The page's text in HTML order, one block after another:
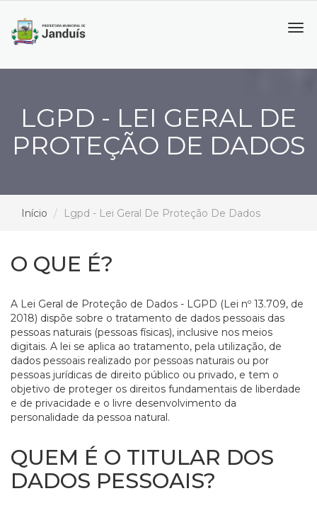
LGPD - LEI GERAL DE
PROTEÇÃO DE DADOS
Início Lgpd - Lei Geral De Proteção De Dados
O QUE É?
A Lei Geral de Proteção de Dados - LGPD (Lei nº 13.709, de
2018) dispõe sobre o tratamento de dados pessoais das
pessoas naturais (pessoas físicas), inclusive nos meios
digitais. A lei se aplica ao tratamento, pela utilização, de
dados pessoais realizado por pessoas naturais ou por
pessoas jurídicas de direito público ou privado, e tem o
objetivo de proteger os direitos fundamentais de liberdade
e de privacidade e o livre desenvolvimento da
personalidade da pessoa natural.
QUEM É O TITULAR DOS
DADOS PESSOAIS?